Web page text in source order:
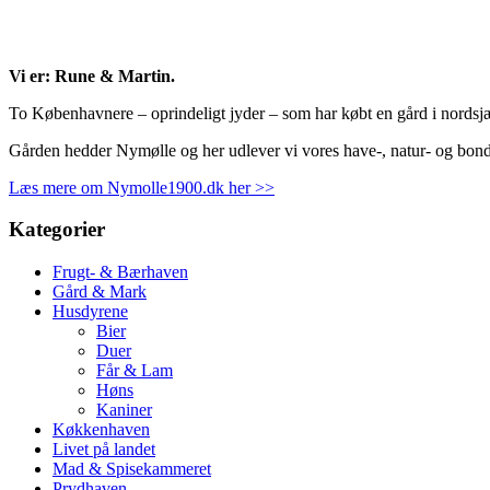
Vi er: Rune & Martin.
To Københavnere – oprindeligt jyder – som har købt en gård i
Gården hedder Nymølle og her udlever vi vores have-, natur- og
Læs mere om Nymolle1900.dk her >>
Kategorier
Frugt- & Bærhaven
Gård & Mark
Husdyrene
Bier
Duer
Får & Lam
Høns
Kaniner
Køkkenhaven
Livet på landet
Mad & Spisekammeret